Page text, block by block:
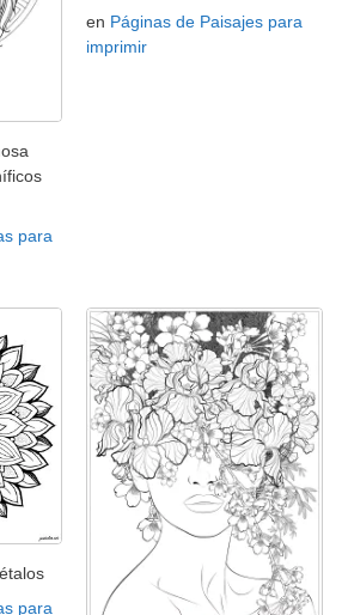
para
en Páginas de Paisajes para
imprimir
para